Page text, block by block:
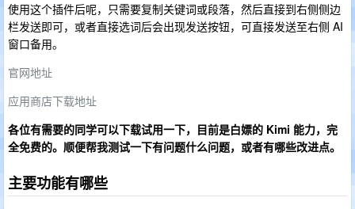
使用这个插件后呢，只需要复制关键词或段落，然后直接到右侧侧边
栏发送即可，或者直接选词后会出现发送按钮，可直接发送至右侧 AI
窗口备用。
官网地址
应用商店下载地址
各位有需要的同学可以下载试用一下，目前是白嫖的 Kimi 能力，完
全免费的。顺便帮我测试一下有问题什么问题，或者有哪些改进点。
主要功能有哪些